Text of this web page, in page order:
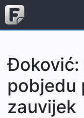
Đoković:
pobjedu
zauvijek